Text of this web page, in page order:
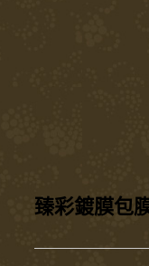
臻彩鍍膜包